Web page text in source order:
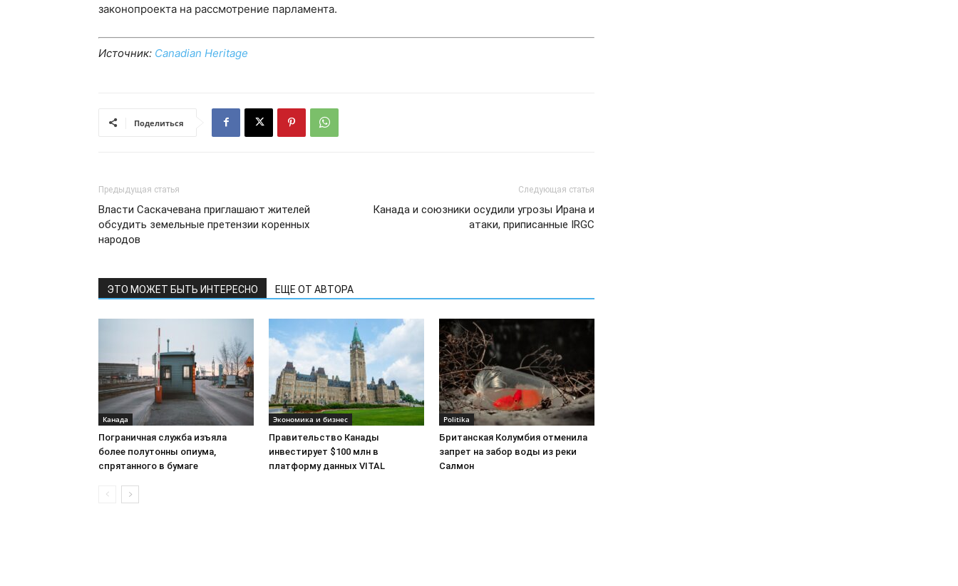
законопроекта на рассмотрение парламента.
Источник: Canadian Heritage
Поделиться
Предыдущая статья
Власти Саскачевана приглашают жителей
обсудить земельные претензии коренных
народов
Следующая статья
Канада и союзники осудили угрозы Ирана и
атаки, приписанные IRGC
ЭТО МОЖЕТ БЫТЬ ИНТЕРЕСНО ЕЩЕ ОТ АВТОРА
Канада
Пограничная служба изъяла
более полутонны опиума,
спрятанного в бумаге
Экономика и бизнес
Правительство Канады
инвестирует $100 млн в
платформу данных VITAL
Politika
Британская Колумбия отменила
запрет на забор воды из реки
Салмон